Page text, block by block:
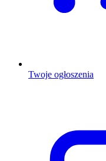
Twoje ogłoszenia